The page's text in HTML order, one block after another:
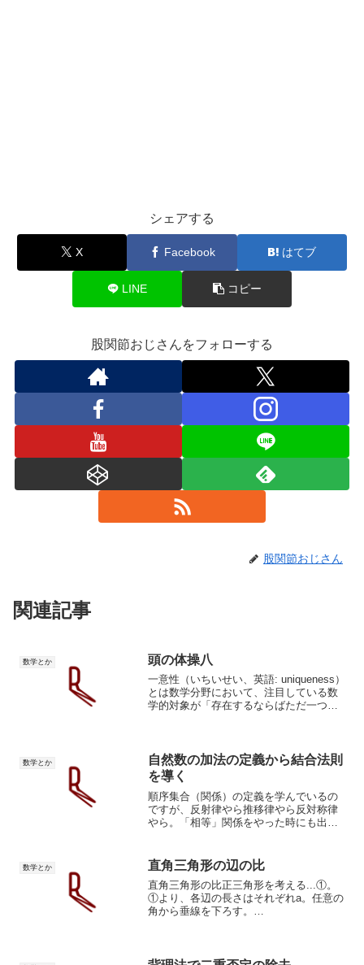
シェアする
X Facebook はてブ
LINE コピー
股関節おじさんをフォローする
股関節おじさん
関連記事
数学とか 頭の体操八
一意性（いちいせい、英語: uniqueness）
とは数学分野において、注目している数
学的対象が「存在するならばただ一つだ
意）」という性...
数学とか
自然数の加法の定義から結合法則
を導く
順序集合（関係）の定義を学んでいるの
ですが、反射律やら推移律やら反対称律
やら。「相等」関係をやった時にも出て
でネットを徘徊。少しづつ「もしかして
『順序』の概念は自然数の...
数学とか 直角三角形の辺の比
直角三角形の比正三角形を考える...①。
①より、各辺の長さはそれぞれa。任意の
角から垂線を下ろす。